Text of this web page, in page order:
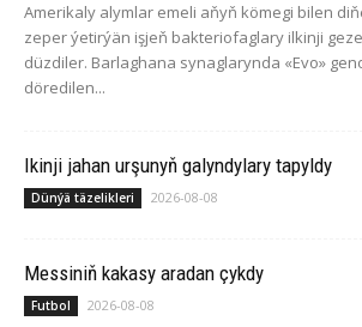
Amerikaly alymlar emeli aňyň kömegi bilen
zeper ýetirýän işjeň bakteriofaglary ilkinji
düzdiler. Barlaghana synaglarynda «Evo»
döredilen...
Ikinji jahan urşunyň galyndylary tapyldy
Dünýä täzelikleri 2026-08-08
Messiniň kakasy aradan çykdy
Futbol 2026-08-08